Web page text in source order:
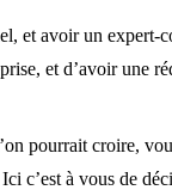
avoir un
et d’avoir une
pourrait croire,
c’est à vous de